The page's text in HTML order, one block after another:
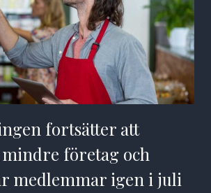
fortsätter att
företag och
medlemmar igen i juli